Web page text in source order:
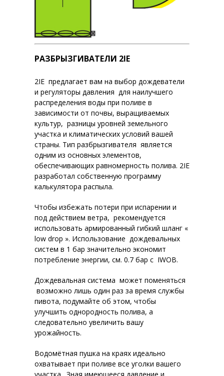
РАЗБРЫЗГИВАТЕЛИ 2IE
2IE предлагает вам на выбор дождеватели
и регуляторы давления для наилучшего
распределения воды при поливе в
зависимости от почвы, выращиваемых
культур, разницы уровней земельного
участка и климатических условий вашей
страны. Тип разбрызгивателя является
одним из основных элементов,
обеспечивающих равномерность полива. 2IE
разработал собственную программу
калькулятора распыла.
Чтобы избежать потери при испарении и
под действием ветра, рекомендуется
использовать армированный гибкий шланг «
low drop ». Использование дождевальных
систем в 1 бар значительно экономит
потребление энергии, см. 0.7 бар с IWOB.
Дождевальная система может поменяться
возможно лишь один раз за время службы
пивота, подумайте об этом, чтобы
улучшить однородность полива, а
следовательно увеличить вашу
урожайность.
Водомётная пушка на краях идеально
охватывает при поливе все уголки вашего